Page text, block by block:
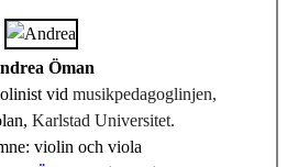
Öman
vid musikpedagoglinjen,
Karlstad Universitet.
violin och viola